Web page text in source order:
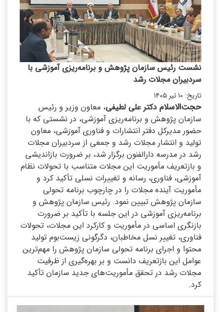
نشست رئیس سازمان پژوهش و برنامه‌ریزی آموزشی با
سردبیران مجلات رشد
تاریخ: ۱۰ تیر ۱۴۰۵
حجت‌الاسلام دکتر علی لطیفی، معاون وزیر و رئیس
سازمان پژوهش و برنامه‌ریزی آموزشی، در نشستی که با
حضور مدیرکل دفتر انتشارات و فناوری آموزشی، معاون
تولید و انتشار مجلات رشد و جمعی از سردبیران مجلات
رشد در مدرسه دارالفنون برگزار شد، بر ضرورت بازاندیشی
و بازتعریف مأموریت این مجلات متناسب با تحولات نظام
آموزشی، فناوری، رسانه و تغییرات نسلی تأکید کرد و
مأموریت آینده مجلات را در چارچوب برنامه تحولی
سازمان پژوهش تبیین نمود. رئیس سازمان پژوهش و
برنامه‌ریزی آموزشی در این جلسه با تأکید بر ضرورت
بازنگری اساسی در مأموریت و کارکرد این مجلات، تحولات
فناوری، تغییر نسل مخاطبان، دگرگونی زیست‌بوم تولید
محتوا و اجرای برنامه تحولی سازمان پژوهش را مهم‌ترین
عوامل این بازتعریف دانست و بر بهره‌گیری از ظرفیت
مجلات رشد در تحقق مأموریت‌های جدید سازمان تأکید
کرد.